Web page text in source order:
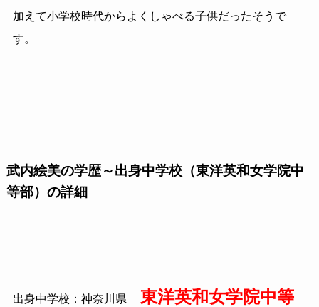
加えて小学校時代からよくしゃべる子供だったそうで
す。
武内絵美の学歴～出身中学校（東洋英和女学院中
等部）の詳細
出身中学校：神奈川県
東洋英和女学院中等